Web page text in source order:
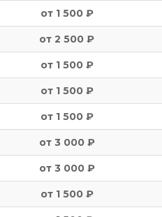
от 1 500 ₽
от 2 500 ₽
от 1 500 ₽
от 1 500 ₽
от 1 500 ₽
от 3 000 ₽
от 3 000 ₽
от 1 500 ₽